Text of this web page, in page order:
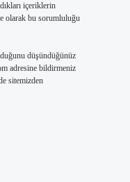
içeriklerin
olarak bu sorumluluğu
düşündüğünüz
adresine bildirmeniz
sitemizden